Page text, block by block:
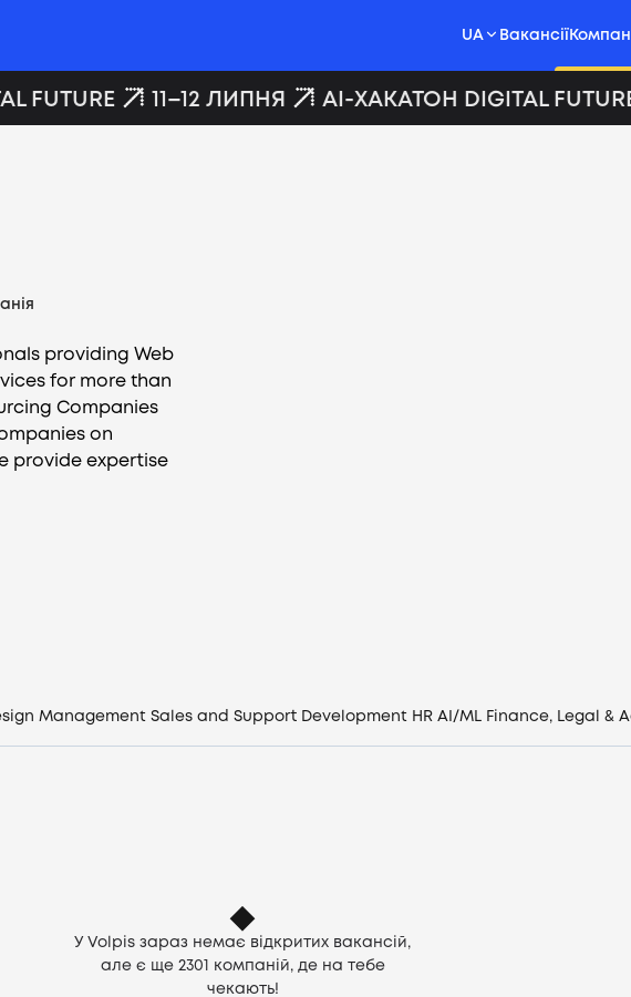
Увійти
UA Вакансії
FUTURE 11–12 ЛИПНЯ AI-ХАКАТОН DIGITAL FUTURE
providing Web
for more than
Companies
on
provide expertise
Management Sales and Support Development HR AI/ML Finance, Legal &
У Volpis зараз немає відкритих вакансій,
але є ще 2301
компаній, де на тебе
чекають!